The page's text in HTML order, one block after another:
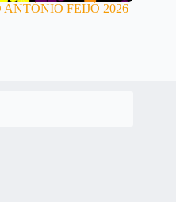
FEIJÓ 2026